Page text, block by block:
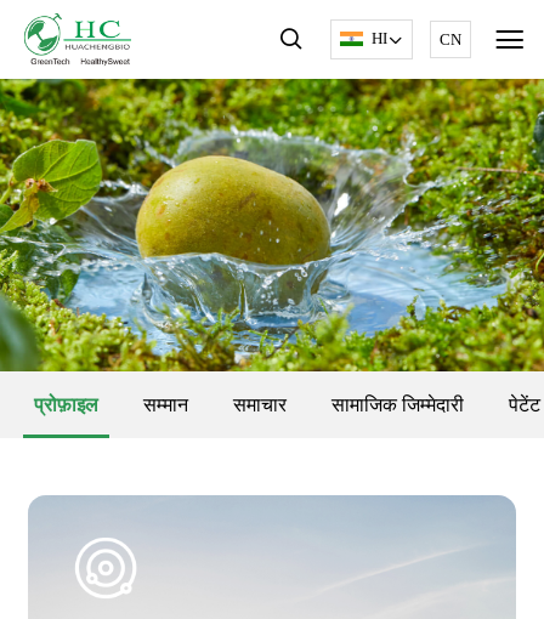
HI CN
प्रोफ़ाइल सम्मान समाचार सामाजिक जिम्मेदारी पेटेंट